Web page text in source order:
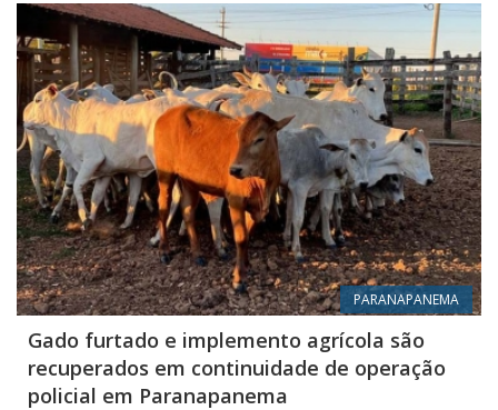
PARANAPANEMA
Gado furtado e implemento agrícola são
recuperados em continuidade de operação
policial em Paranapanema